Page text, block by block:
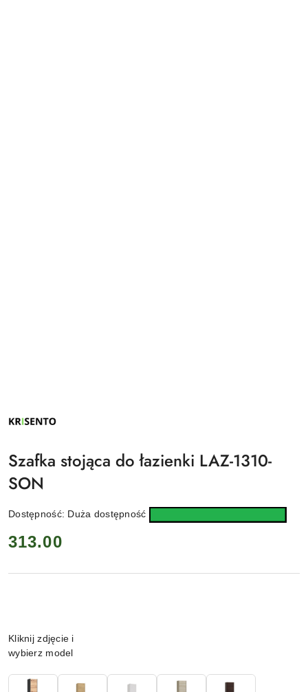
PRODUCENTA:
Szafka stojąca do łazienki LAZ-1310-
SON
Dostępność: Duża dostępność
cena:
313.00
Wariant
Kliknij zdjęcie i
wybierz model